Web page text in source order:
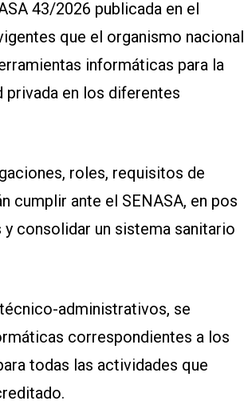
43/2026 publicada en el
que el organismo nacional
informáticas para la
en los diferentes
roles, requisitos de
cumplir ante el SENASA, en pos
consolidar un sistema sanitario
administrativos, se
correspondientes a los
todas las actividades que